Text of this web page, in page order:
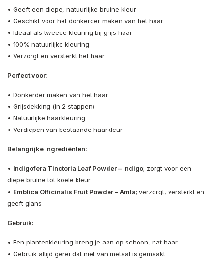
• Geeft een diepe, natuurlijke bruine kleur
• Geschikt voor het donkerder maken van het haar
• Ideaal als tweede kleuring bij grijs haar
• 100% natuurlijke kleuring
• Verzorgt en versterkt het haar
Perfect voor:
• Donkerder maken van het haar
• Grijsdekking (in 2 stappen)
• Natuurlijke haarkleuring
• Verdiepen van bestaande haarkleur
Belangrijke ingrediënten:
• Indigofera Tinctoria Leaf Powder – Indigo; zorgt voor een
diepe bruine tot koele kleur
• Emblica Officinalis Fruit Powder – Amla; verzorgt, versterkt en
geeft glans
Gebruik:
• Een plantenkleuring breng je aan op schoon, nat haar
• Gebruik altijd gerei dat niet van metaal is gemaakt